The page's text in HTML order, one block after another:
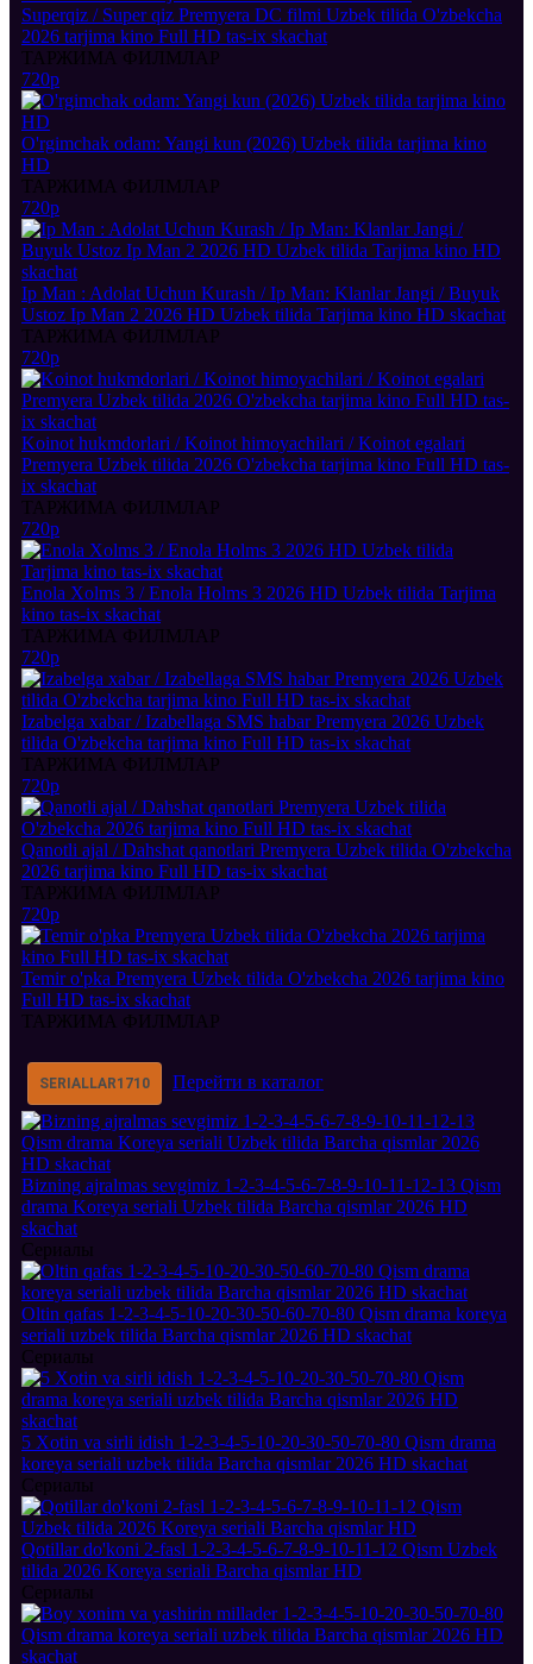
Superqiz / Super qiz Premyera DC filmi Uzbek tilida O'zbekcha
2026 tarjima kino Full HD tas-ix skachat
ТАРЖИМА ФИЛМЛАР
720p
O'rgimchak odam: Yangi kun (2026) Uzbek tilida tarjima kino
HD
ТАРЖИМА ФИЛМЛАР
720p
Ip Man : Adolat Uchun Kurash / Ip Man: Klanlar Jangi / Buyuk
Ustoz Ip Man 2 2026 HD Uzbek tilida Tarjima kino HD skachat
ТАРЖИМА ФИЛМЛАР
720p
Koinot hukmdorlari / Koinot himoyachilari / Koinot egalari
Premyera Uzbek tilida 2026 O'zbekcha tarjima kino Full HD tas-
ix skachat
ТАРЖИМА ФИЛМЛАР
720p
Enola Xolms 3 / Enola Holms 3 2026 HD Uzbek tilida Tarjima
kino tas-ix skachat
ТАРЖИМА ФИЛМЛАР
720p
Izabelga xabar / Izabellaga SMS habar Premyera 2026 Uzbek
tilida O'zbekcha tarjima kino Full HD tas-ix skachat
ТАРЖИМА ФИЛМЛАР
720p
Qanotli ajal / Dahshat qanotlari Premyera Uzbek tilida O'zbekcha
2026 tarjima kino Full HD tas-ix skachat
ТАРЖИМА ФИЛМЛАР
720p
Temir o'pka Premyera Uzbek tilida O'zbekcha 2026 tarjima kino
Full HD tas-ix skachat
ТАРЖИМА ФИЛМЛАР
SERIALLAR1710 Перейти в каталог
Bizning ajralmas sevgimiz 1-2-3-4-5-6-7-8-9-10-11-12-13 Qism
drama Koreya seriali Uzbek tilida Barcha qismlar 2026 HD
skachat
Сериалы
Oltin qafas 1-2-3-4-5-10-20-30-50-60-70-80 Qism drama koreya
seriali uzbek tilida Barcha qismlar 2026 HD skachat
Сериалы
5 Xotin va sirli idish 1-2-3-4-5-10-20-30-50-70-80 Qism drama
koreya seriali uzbek tilida Barcha qismlar 2026 HD skachat
Сериалы
Qotillar do'koni 2-fasl 1-2-3-4-5-6-7-8-9-10-11-12 Qism Uzbek
tilida 2026 Koreya seriali Barcha qismlar HD
Сериалы